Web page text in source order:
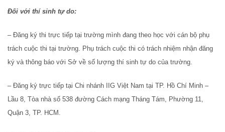
Đối với thí sinh tự do:
– Đăng ký thi trực tiếp tại trường mình đang theo học với cán bộ phụ
trách cuộc thi tại trường. Phụ trách cuộc thi có trách nhiệm nhận đăng
ký và thông báo với Sở về số lượng thí sinh tự do của trường.
– Đăng ký trực tiếp tại Chi nhánh IIG Việt Nam tại TP. Hồ Chí Minh –
Lầu 8, Tòa nhà số 538 đường Cách mạng Tháng Tám, Phường 11,
Quận 3, TP. HCM.